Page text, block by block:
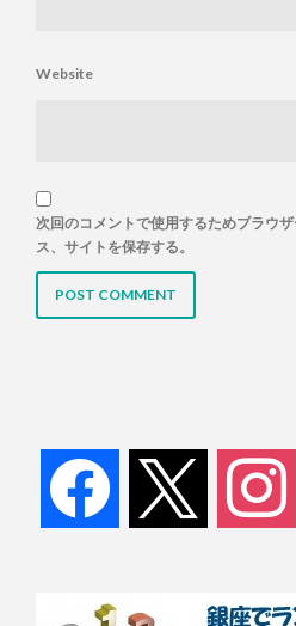
Website
次回のコメントで使用するためブラウ
ス、サイトを保存する。
facebook instagram